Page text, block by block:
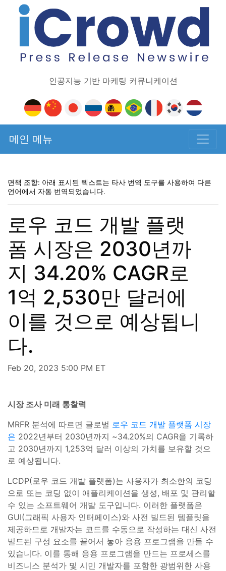
인공지능 기반 마케팅 커뮤니케이션
메인 메뉴
면책 조항: 아래 표시된 텍스트는 타사 번역 도구를 사용하여 다른
언어에서 자동 번역되었습니다.
로우 코드 개발 플랫
폼 시장은 2030년까
지 34.20% CAGR로
1억 2,530만 달러에
이를 것으로 예상됩니
다.
Feb 20, 2023 5:00 PM ET
시장 조사 미래 통찰력
MRFR 분석에 따르면 글로벌 로우 코드 개발 플랫폼 시장
은 2022년부터 2030년까지 ~34.20%의 CAGR을 기록하
고 2030년까지 1,253억 달러 이상의 가치를 보유할 것으
로 예상됩니다.
LCDP(로우 코드 개발 플랫폼)는 사용자가 최소한의 코딩
으로 또는 코딩 없이 애플리케이션을 생성, 배포 및 관리할
수 있는 소프트웨어 개발 도구입니다. 이러한 플랫폼은
GUI(그래픽 사용자 인터페이스)와 사전 빌드된 템플릿을
제공하므로 개발자는 코드를 수동으로 작성하는 대신 사전
빌드된 구성 요소를 끌어서 놓아 응용 프로그램을 만들 수
있습니다. 이를 통해 응용 프로그램을 만드는 프로세스를
비즈니스 분석가 및 시민 개발자를 포함한 광범위한 사용